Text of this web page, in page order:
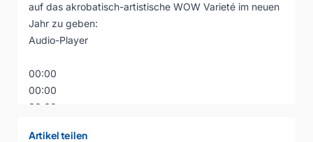
auf das akrobatisch-artistische WOW Varieté im neuen
Jahr zu geben:
Audio-Player
00:00
00:00
00:00
Artikel teilen